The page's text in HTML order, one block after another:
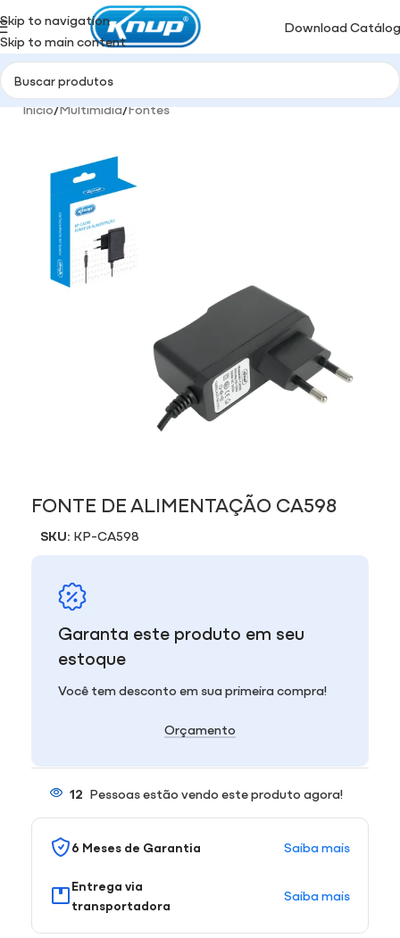
Skip to navigation
Skip to main content
Download
Início/Multimidia/Fontes
FONTE DE ALIMENTAÇÃO CA598
SKU: KP-CA598
Garanta este produto em seu
estoque
Você tem desconto em sua primeira compra!
Orçamento
12 Pessoas estão vendo este produto agora!
6 Meses de Garantia Saiba mais
Entrega via
transportadora
Saiba mais